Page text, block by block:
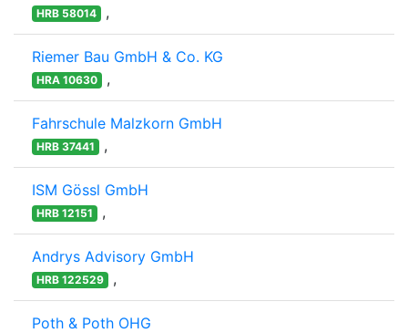
HRB 58014 ,
Riemer Bau GmbH & Co. KG
HRA 10630 ,
Fahrschule Malzkorn GmbH
HRB 37441 ,
ISM Gössl GmbH
HRB 12151 ,
Andrys Advisory GmbH
HRB 122529 ,
Poth & Poth OHG